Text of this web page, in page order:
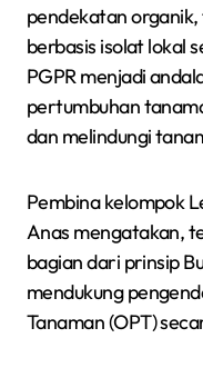
pendekatan
berbasis isolat lokal
PGPR menjadi
pertumbuhan
dan melindungi
Pembina kelompok
Anas mengatakan,
bagian dari prinsip
mendukung
Tanaman (OPT)